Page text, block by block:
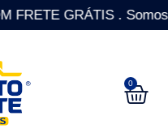
FRETE GRÁTIS .
0